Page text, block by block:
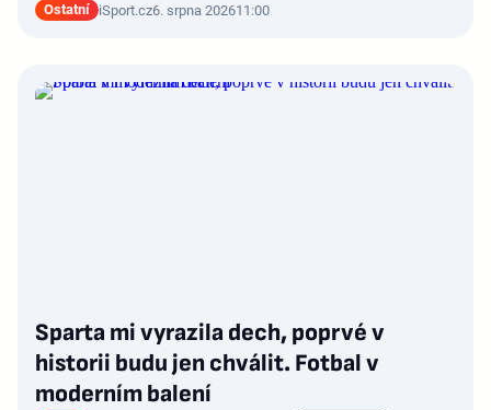
Ostatní iSport.cz6. srpna 202611:00
Sparta mi vyrazila dech, poprvé v
historii budu jen chválit. Fotbal v
moderním balení